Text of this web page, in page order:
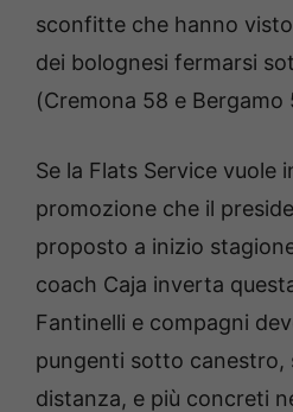
sconfitte che hanno
dei bolognesi fermarsi
(Cremona 58 e Bergamo
Se la Flats Service vuole
promozione che il
proposto a inizio
coach Caja inverta
Fantinelli e compagni
pungenti sotto canestro,
distanza, e più concreti